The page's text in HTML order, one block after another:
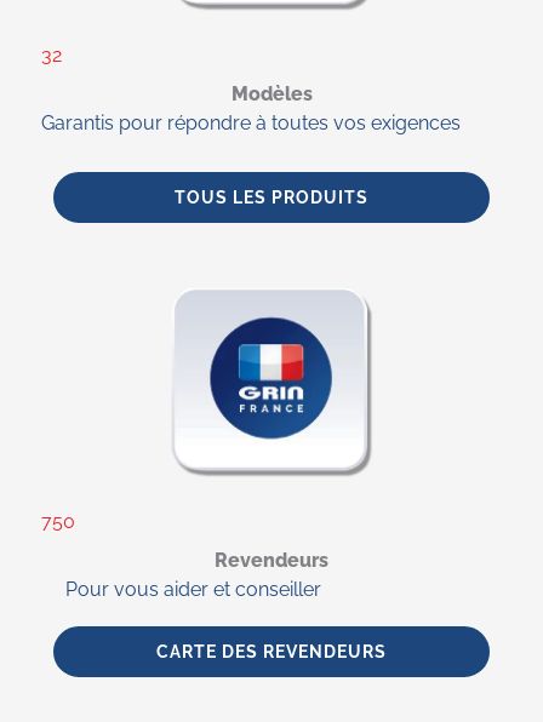
32
Modèles
Garantis pour répondre à toutes vos exigences
TOUS LES PRODUITS
750
Revendeurs
Pour vous aider et conseiller
CARTE DES REVENDEURS